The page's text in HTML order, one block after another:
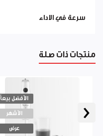
‹
سرعة في الاداء
منتجات ذات صلة
الأفضل بيعاً
الأشهر
عرض